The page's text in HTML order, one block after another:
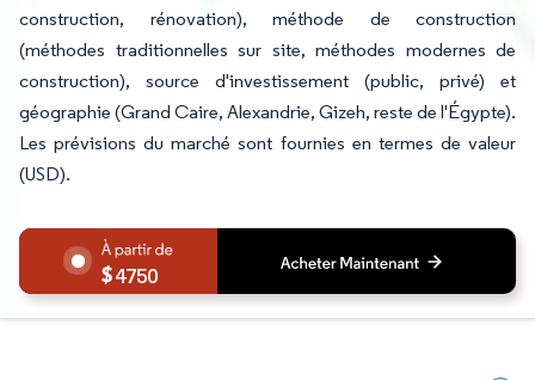
construction, rénovation), méthode de construction
(méthodes traditionnelles sur site, méthodes modernes de
construction), source d'investissement (public, privé) et
géographie (Grand Caire, Alexandrie, Gizeh, reste de l'Égypte).
Les prévisions du marché sont fournies en termes de valeur
(USD).
4750